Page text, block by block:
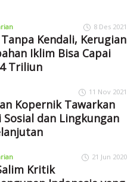
8 Des 2021
Kendali, Kerugian
Iklim Bisa Capai
Triliun
11 Nov 2021
Kopernik Tawarkan
Sosial dan Lingkungan
21 Jun 2020
Kritik